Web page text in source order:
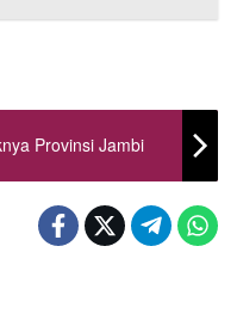
Provinsi Jambi